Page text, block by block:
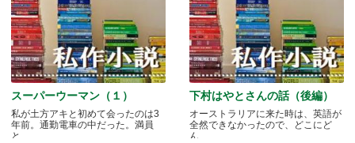
スーパーウーマン（１）
私が土方アキと初めて会ったのは3
年前。通勤電車の中だった。満員
と.....
下村はやとさんの話（後編）
オーストラリアに来た時は、英語が
全然できなかったので、どこにど
ん.....